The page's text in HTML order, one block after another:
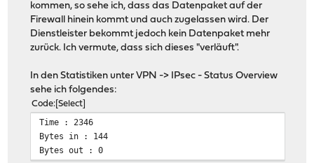
kommen, so sehe ich, dass das Datenpaket auf der
Firewall hinein kommt und auch zugelassen wird. Der
Dienstleister bekommt jedoch kein Datenpaket mehr
zurück. Ich vermute, dass sich dieses "verläuft".
In den Statistiken unter VPN -> IPsec - Status Overview
sehe ich folgendes:
Code Select
Time : 2346
Bytes in : 144
Bytes out : 0